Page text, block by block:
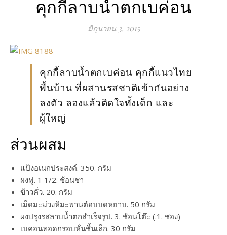
คุกกี้ลาบน้ำตกเบค่อน
มิถุนายน 3, 2015
คุกกี้ลาบน้ำตกเบค่อน คุกกี้แนวไทย
พื้นบ้าน ที่ผสานรสชาติเข้ากันอย่าง
ลงตัว ลองแล้วติดใจทั้งเด็ก และ
ผู้ใหญ่
ส่วนผสม
แป้งอเนกประสงค์. 350. กรัม
ผงฟู. 1 1/2. ช้อนชา
ข้าวคั่ว. 20. กรัม
เม็ดมะม่วงหิมะพานต์อบบดหยาบ. 50 กรัม
ผงปรุงรสลาบน้ำตกสำเร็จรูป. 3. ช้อนโต๊ะ (.1. ชอง)
เบคอนทอดกรอบหั่นชิ้นเล็ก. 30 กรัม